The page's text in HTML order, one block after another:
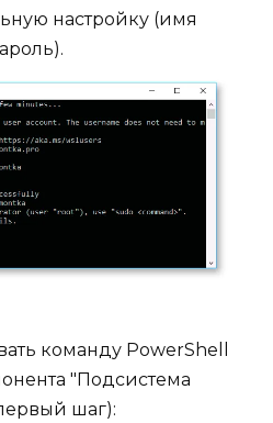
настройку (имя
команду PowerShell
"Подсистема
шаг):